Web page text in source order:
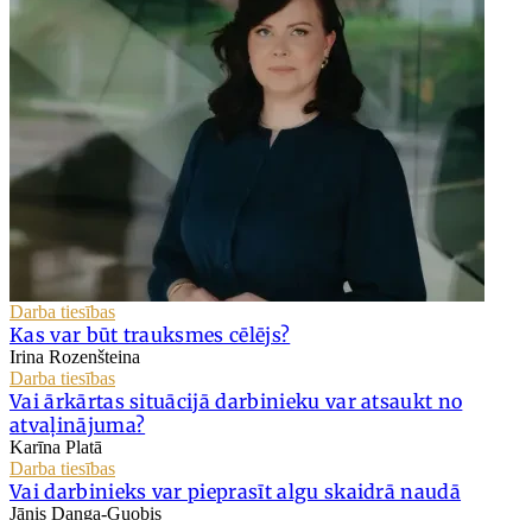
Darba tiesības
Kas var būt trauksmes cēlējs?
Irina Rozenšteina
Darba tiesības
Vai ārkārtas situācijā darbinieku var atsaukt no
atvaļinājuma?
Karīna Platā
Darba tiesības
Vai darbinieks var pieprasīt algu skaidrā naudā
Jānis Danga-Guobis